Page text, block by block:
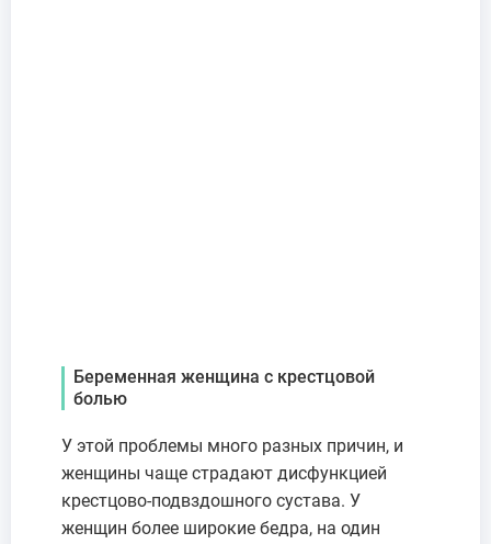
Беременная женщина с крестцовой
болью
У этой проблемы много разных причин, и
женщины чаще страдают дисфункцией
крестцово-подвздошного сустава. У
женщин более широкие бедра, на один